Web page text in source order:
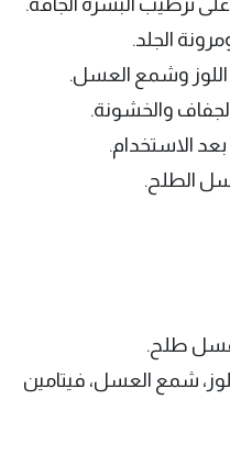
الجلد.
وشمع العسل.
والخشونة.
الاستخدام.
الطلح.
طلح.
شمع العسل، فيتامين